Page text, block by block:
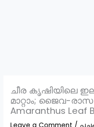
ചീര കൃഷിയിലെ
മാറ്റാം; ജൈവ-
Amaranthus Leaf